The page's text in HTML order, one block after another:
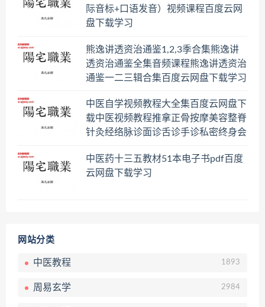
际音标+口语发音）视频课程百度云网
盘下载学习
熊逸讲透资治通鉴1,2,3季合集熊逸讲
透资治通鉴全集音频课程熊逸讲透资治
通鉴一二三辑合集百度云网盘下载学习
中医自学视频教程大全集百度云网盘下
载中医视频教程推拿正骨按摩美容整脊
针灸经络脉诊面诊舌诊手诊私密终身会
中医药十三五教材51本电子书pdf百度
云网盘下载学习
网站分类
中医教程 1893
周易玄学 2984